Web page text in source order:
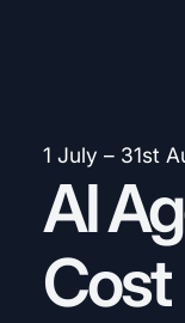
1 July – 31st
AI
Cost